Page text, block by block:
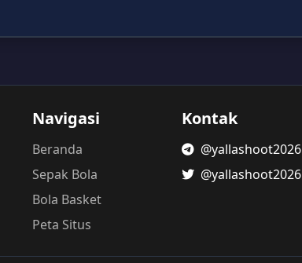
Navigasi
Beranda
Sepak Bola
Bola Basket
Peta Situs
Kontak
@yallashoot2026
@yallashoot2026